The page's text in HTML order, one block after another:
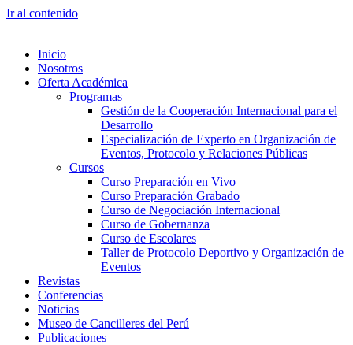
Ir al contenido
Inicio
Nosotros
Oferta Académica
Programas
Gestión de la Cooperación Internacional para el
Desarrollo
Especialización de Experto en Organización de
Eventos, Protocolo y Relaciones Públicas
Cursos
Curso Preparación en Vivo
Curso Preparación Grabado
Curso de Negociación Internacional
Curso de Gobernanza
Curso de Escolares
Taller de Protocolo Deportivo y Organización de
Eventos
Revistas
Conferencias
Noticias
Museo de Cancilleres del Perú
Publicaciones